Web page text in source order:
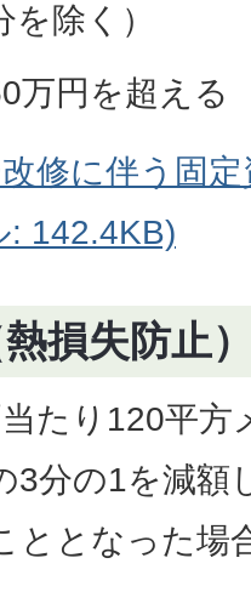
除く）
万円を超える
修に伴う固
: 142.4KB)
損失防止
たり120平
3分の1を減額
ととなった場